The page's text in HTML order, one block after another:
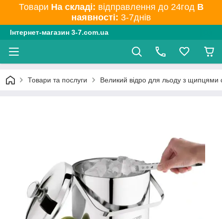
Товари На складі: відправлення до 24год В
наявності: 3-7днів
Інтернет-магазин 3-7.com.ua
Товари та послуги Великий відро для льоду з